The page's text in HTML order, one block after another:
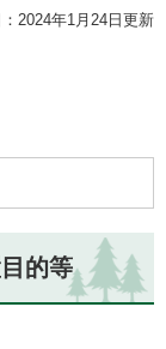
2024年1月24日更新
的等